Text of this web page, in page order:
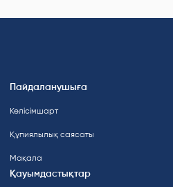
Пайдаланушыға
Келісімшарт
Құпиялылық саясаты
Мақала
Қауымдастықтар